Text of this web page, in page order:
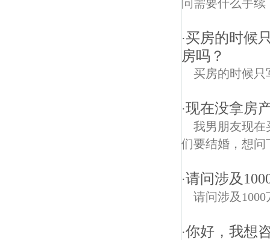
问需要什么手
·买房的时候
房吗？
买房的时候只
·现在没拿房
我男朋友现在
们要结婚，想问
·请问涉及
请问涉及
·你好，我想